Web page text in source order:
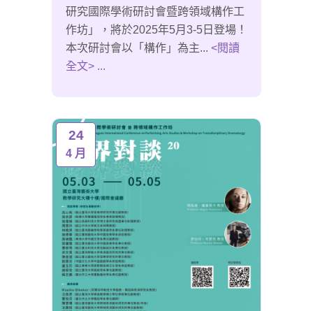
研究國際學術研討會暨跨領域構作工
作坊」，將於2025年5月3-5日登場！
本次研討會以「構作」為主... <閱讀
全文> ...
24
4 月